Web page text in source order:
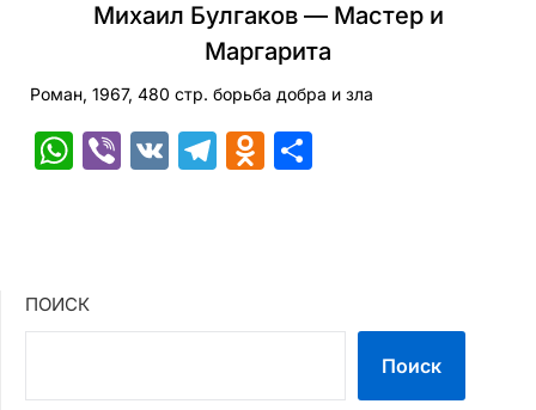
Михаил Булгаков — Мастер и
Маргарита
Роман, 1967, 480 стр. борьба добра и зла
WhatsApp
Viber
VK Telegram
Odnoklassniki
ПОИСК
Поиск